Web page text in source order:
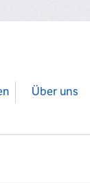
Über uns